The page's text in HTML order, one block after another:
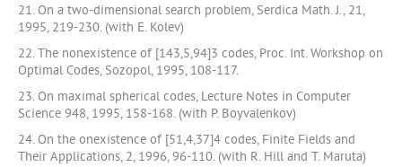
21. On a two-dimensional search problem, Serdica Math. J., 21,
1995, 219-230. (with E. Kolev)
22. The nonexistence of [143,5,94]3 codes, Proc. Int. Workshop on
Optimal Codes, Sozopol, 1995, 108-117.
23. On maximal spherical codes, Lecture Notes in Computer
Science 948, 1995, 158-168. (with P. Boyvalenkov)
24. On the onexistence of [51,4,37]4 codes, Finite Fields and
Their Applications, 2, 1996, 96-110. (with R. Hill and T. Maruta)